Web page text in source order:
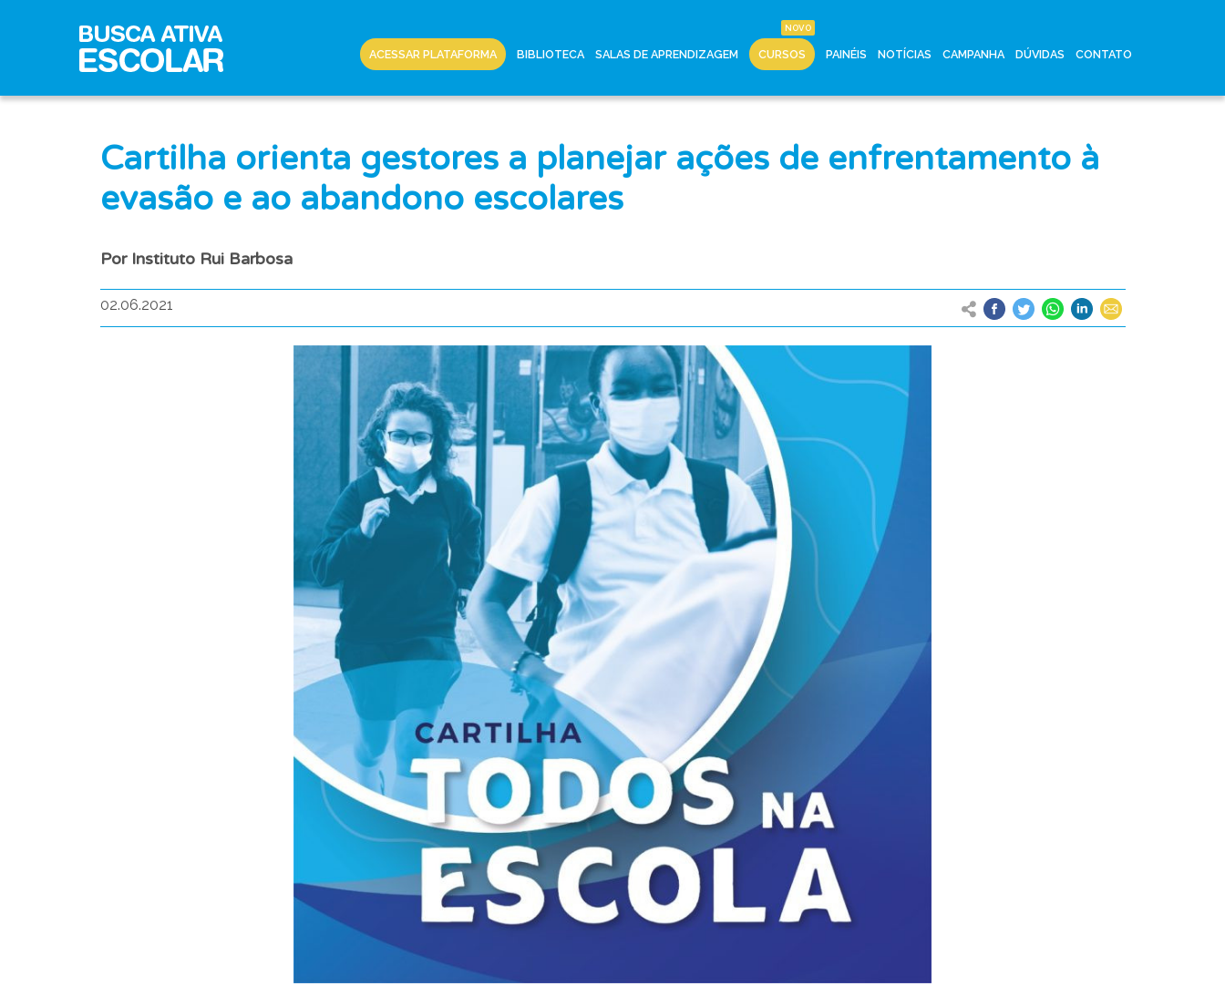
ACESSAR PLATAFORMA BIBLIOTECA SALAS DE APRENDIZAGEM CURSOS PAINÉIS NOTÍCIAS CAMPANHA DÚVIDAS CONTATO
Cartilha orienta gestores a planejar ações de enfrentamento à
evasão e ao abandono escolares
Por Instituto Rui Barbosa
02.06.2021